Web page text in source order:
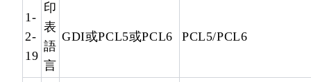
1-
2-
19
印
表
語
言
GDI或PCL5或PCL6 PCL5/PCL6